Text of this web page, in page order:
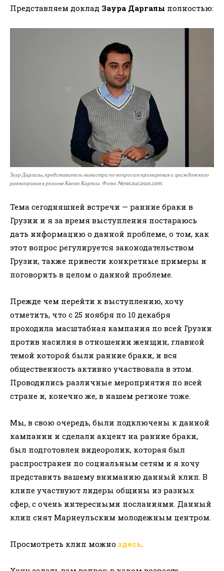
Представляем доклад Заура Даргалы полностью:
Заур Даргалы, представитель министра по вопросам примирения и гражданского
равноправия в регионе Квемо Картли. Фото Newcaucasus.com.
Тема сегодняшней встречи — ранние браки в
Грузии и я за время выступления постараюсь
дать информацию о данной проблеме, о том, как
этот вопрос регулируется законодательством
Грузии, также привести конкретные примеры и
поговорить в целом о данной проблеме.
Прежде чем перейти к выступлению, хочу
отметить, что с 25 ноября по 10 декабря
проходила масштабная кампания по всей Грузии
против насилия в отношении женщин, главной
темой которой были ранние браки, и вся
общественность активно участвовала в этом.
Проводились различные мероприятия по всей
стране и, конечно же, в нашем регионе тоже.
Мы, в свою очередь, были подключены к данной
кампании и сделали акцент на ранние браки,
был подготовлен видеоролик, которая был
распространен по социальным сетям и я хочу
представить вашему вниманию данный клип. В
клипе участвуют лидеры общины из разных
сфер, с очень интересными посланиями. Данный
клип снят Марнеульским молодежным центром.
Просмотреть клип можно здесь.